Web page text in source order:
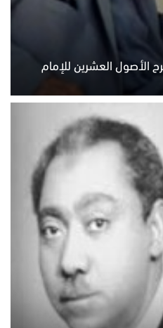
الأصول العشرين للإمام